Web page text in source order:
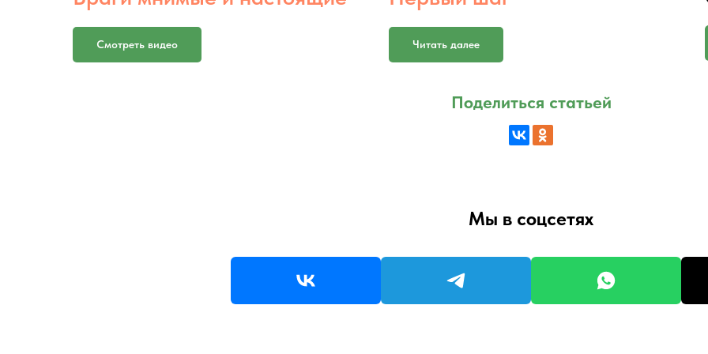
Смотреть видео Читать далее
Поделиться статьей
Мы в соцсетях